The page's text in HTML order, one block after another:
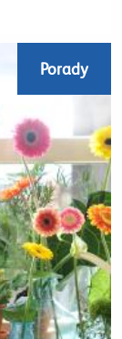
Porady